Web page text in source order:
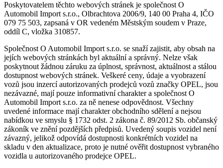
Poskytovatelem těchto webových stránek je společnost O
Automobil Import s.r.o., Olbrachtova 2006/9, 140 00 Praha 4, IČO
079 75 503, zapsaná v OR vedeném Městským soudem v Praze,
oddíl C, vložka 310857.
Společnost O Automobil Import s.r.o. se snaží zajistit, aby obsah na
jejích webových stránkách byl aktuální a správný. Nelze však
poskytnout žádnou záruku za úplnost, správnost, aktuálnost a stálou
dostupnost webových stránek. Veškeré ceny, údaje a vyobrazení
vozů jsou inzercí autorizovaných prodejců vozů značky OPEL, jsou
nezávazné, mají pouze informativní charakter a společnost O
Automobil Import s.r.o. za ně nenese odpovědnost. Všechny
uvedené informace mají charakter obchodního sdělení a nejsou
nabídkou ve smyslu § 1732 odst. 2 zákona č. 89/2012 Sb. občanský
zákoník ve znění pozdějších předpisů. Uvedený soupis vozidel není
závazný, jelikož odpovídá dostupnosti konkrétních vozidel na
skladu v den aktualizace, proto je nutné ověřit dostupnost vybraného
vozidla u autorizovaného prodejce OPEL.